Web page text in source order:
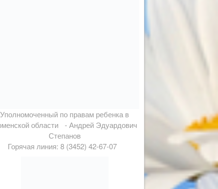
Уполномоченный по правам ребенка в
области - Андрей Эдуардович
Степанов
Горячая линия: 8 (3452) 42-67-07